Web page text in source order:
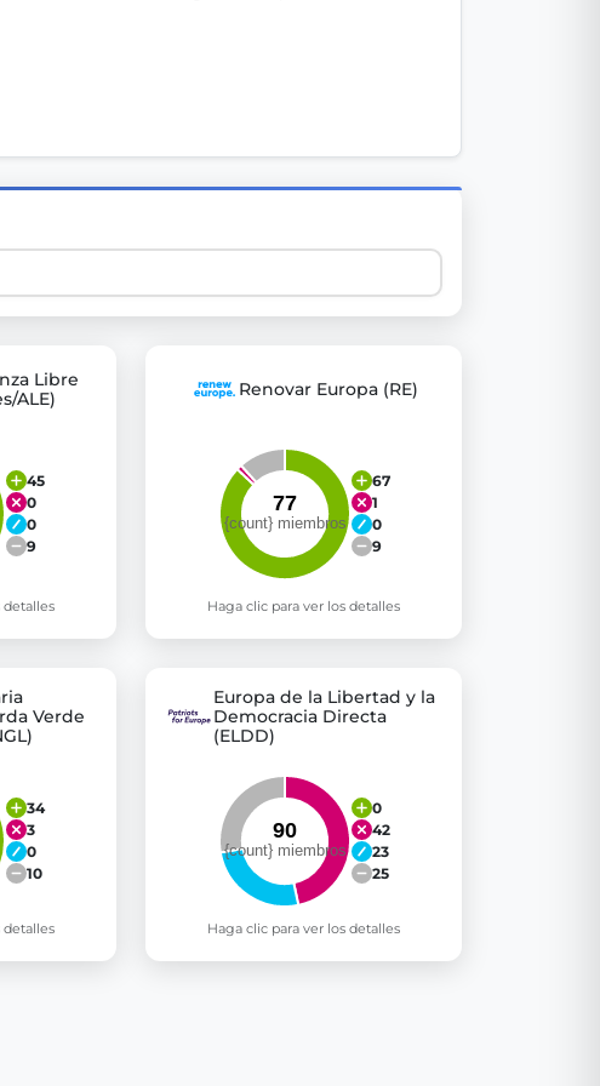
explore thousands of EU Parliament votes in a clear
Libre
ALE)
45
0
0
9
detalles
Renovar Europa (RE)
67
1
0
9
Haga clic para ver los detalles
Verde
34
3
0
10
detalles
Europa de la Libertad y la
Democracia Directa
(ELDD)
0
42
23
25
Haga clic para ver los detalles